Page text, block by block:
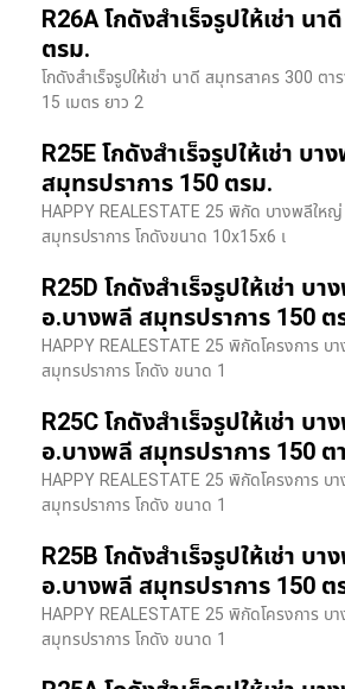
R26A โกดังสำเร็จรูปให้เช่า น
ตรม.
โกดังสำเร็จรูปให้เช่า นาดี สมุทรสาคร 300 ตา
15 เมตร ยาว 2
R25E โกดังสำเร็จรูปให้เช่า บ
สมุทรปราการ 150 ตรม.
HAPPY REALESTATE 25 พิกัด บางพลีใหญ่
สมุทรปราการ โกดังขนาด 10x15x6 เ
R25D โกดังสำเร็จรูปให้เช่า บ
อ.บางพลี สมุทรปราการ 150 ต
HAPPY REALESTATE 25 พิกัดโครงการ บ
สมุทรปราการ โกดัง ขนาด 1
R25C โกดังสำเร็จรูปให้เช่า บ
อ.บางพลี สมุทรปราการ 150 ต
HAPPY REALESTATE 25 พิกัดโครงการ บ
สมุทรปราการ โกดัง ขนาด 1
R25B โกดังสำเร็จรูปให้เช่า บ
อ.บางพลี สมุทรปราการ 150 ต
HAPPY REALESTATE 25 พิกัดโครงการ บ
สมุทรปราการ โกดัง ขนาด 1